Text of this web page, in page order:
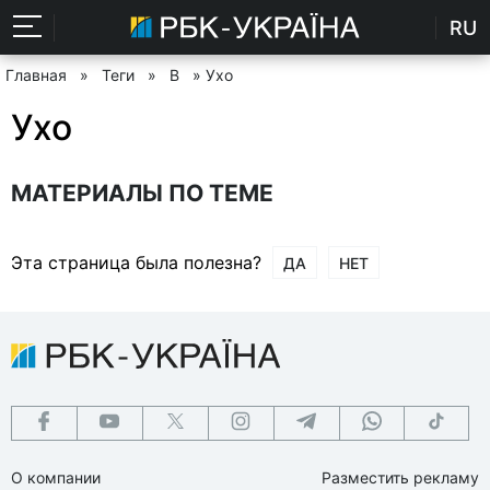
RU
Главная » Теги » В » Ухо
Ухо
МАТЕРИАЛЫ ПО ТЕМЕ
Эта страница была полезна? ДА НЕТ
О компании
Разместить рекламу